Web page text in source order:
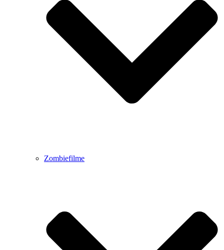
Zombiefilme